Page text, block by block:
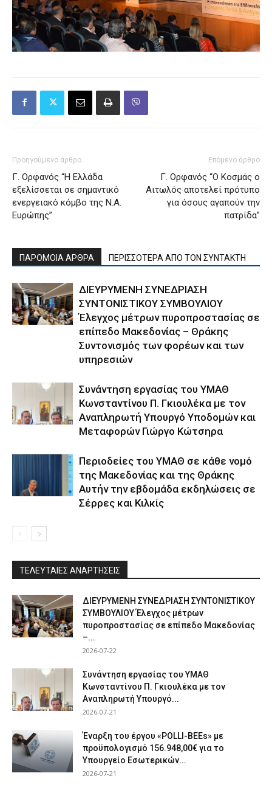
Προηγούμενο άρθρο
Γ. Ορφανός “Η Ελλάδα
εξελίσσεται σε σημαντικό
ενεργειακό κόμβο της Ν.Α.
Ευρώπης”
Επόμενο άρθρο
Γ. Ορφανός “Ο Κοσμάς ο
Αιτωλός αποτελεί πρότυπο
για όσους αγαπούν την
πατρίδα”
ΠΑΡΟΜΟΙΑ ΑΡΘΡΑ ΠΕΡΙΣΣΟΤΕΡΑ ΑΠΟ ΤΟΝ ΣΥΝΤΑΚΤΗ
ΔΙΕΥΡΥΜΕΝΗ ΣΥΝΕΔΡΙΑΣΗ
ΣΥΝΤΟΝΙΣΤΙΚΟΥ ΣΥΜΒΟΥΛΙΟΥ
Έλεγχος μέτρων πυροπροστασίας σε
επίπεδο Μακεδονίας – Θράκης
Συντονισμός των φορέων και των
υπηρεσιών
Συνάντηση εργασίας του ΥΜΑΘ
Κωνσταντίνου Π. Γκιουλέκα με τον
Αναπληρωτή Υπουργό Υποδομών και
Μεταφορών Γιώργο Κώτσηρα
Περιοδείες του ΥΜΑΘ σε κάθε νομό
της Μακεδονίας και της Θράκης
Αυτήν την εβδομάδα εκδηλώσεις σε
Σέρρες και Κιλκίς
ΤΕΛΕΥΤΑΙΕΣ ΑΝΑΡΤΗΣΕΙΣ
ΔΙΕΥΡΥΜΕΝΗ ΣΥΝΕΔΡΙΑΣΗ ΣΥΝΤΟΝΙΣΤΙΚΟΥ
ΣΥΜΒΟΥΛΙΟΥ Έλεγχος μέτρων
πυροπροστασίας σε επίπεδο Μακεδονίας
–...
2026-07-22
Συνάντηση εργασίας του ΥΜΑΘ
Κωνσταντίνου Π. Γκιουλέκα με τον
Αναπληρωτή Υπουργό...
2026-07-21
Έναρξη του έργου «POLLI-BEEs» με
προϋπολογισμό 156.948,00€ για το
Υπουργείο Εσωτερικών...
2026-07-21